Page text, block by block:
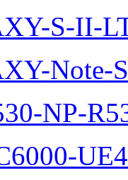
S-II-
Note-
NP-